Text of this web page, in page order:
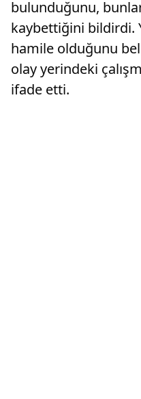
bulunduğunu,
kaybettiğini bildirdi.
hamile olduğunu
olay yerindeki
ifade etti.